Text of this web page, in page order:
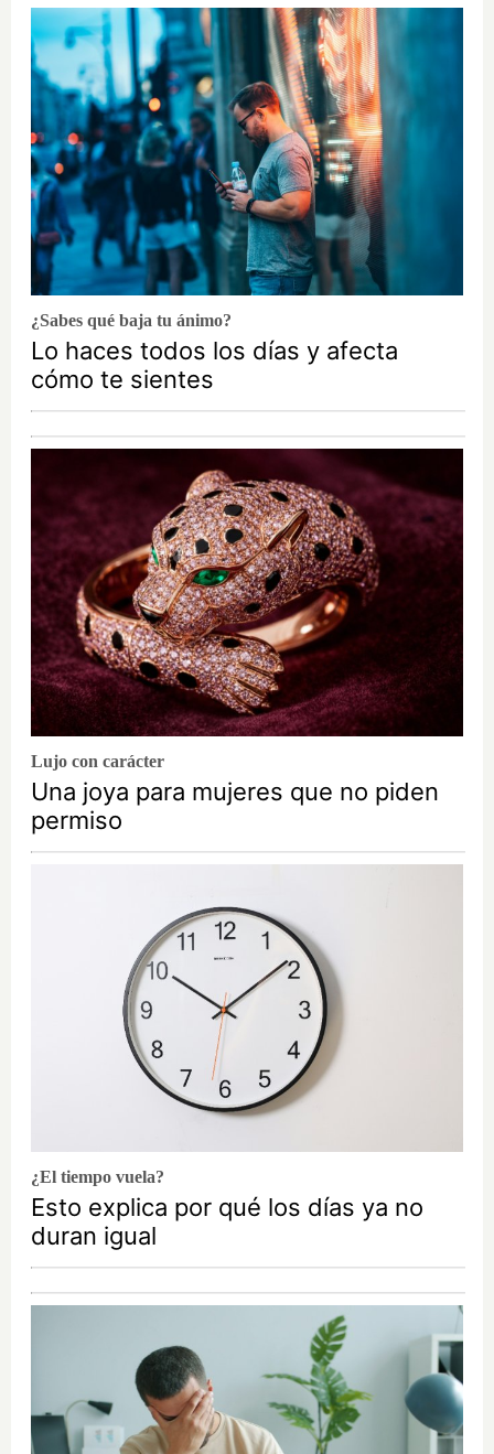
¿Sabes qué baja tu ánimo?
Lo haces todos los días y afecta
cómo te sientes
Lujo con carácter
Una joya para mujeres que no piden
permiso
¿El tiempo vuela?
Esto explica por qué los días ya no
duran igual